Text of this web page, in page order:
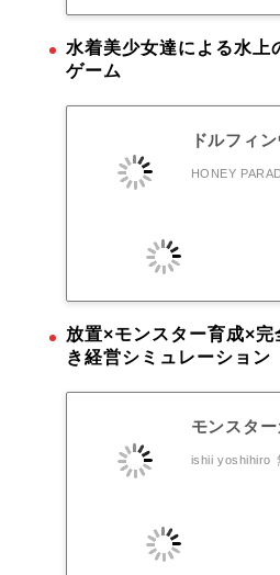
水着美少女達による水上
ゲーム
ドルフィ
HONEY
放置×モンスター育成×
き経営シミュレーション
モンスタ
ishii yoshihiro